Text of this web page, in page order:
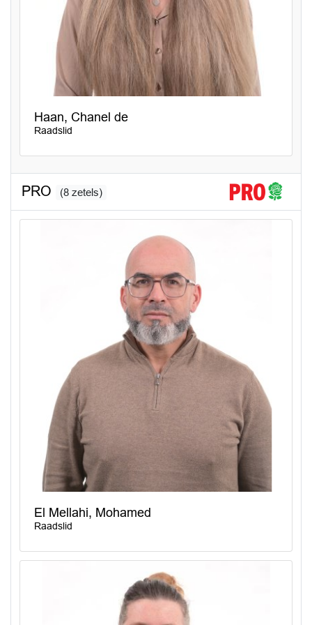
Haan, Chanel de
Raadslid
PRO (8 zetels)
El Mellahi, Mohamed
Raadslid